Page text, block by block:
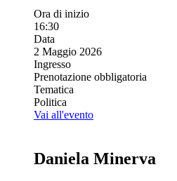
Ora di inizio
16:30
Data
2 Maggio 2026
Ingresso
Prenotazione obbligatoria
Tematica
Politica
Vai all'evento
Daniela Minerva